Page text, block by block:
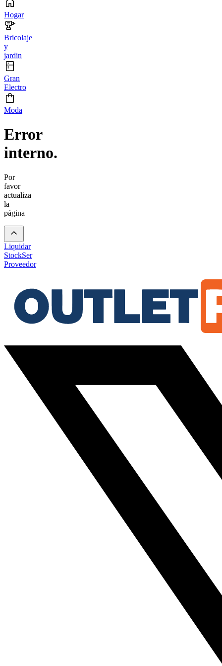
Hogar
Bricolaje
y
jardin
Gran
Electro
Moda
Error
interno.
Por
favor
actualiza
la
página
Liquidar
StockSer
Proveedor